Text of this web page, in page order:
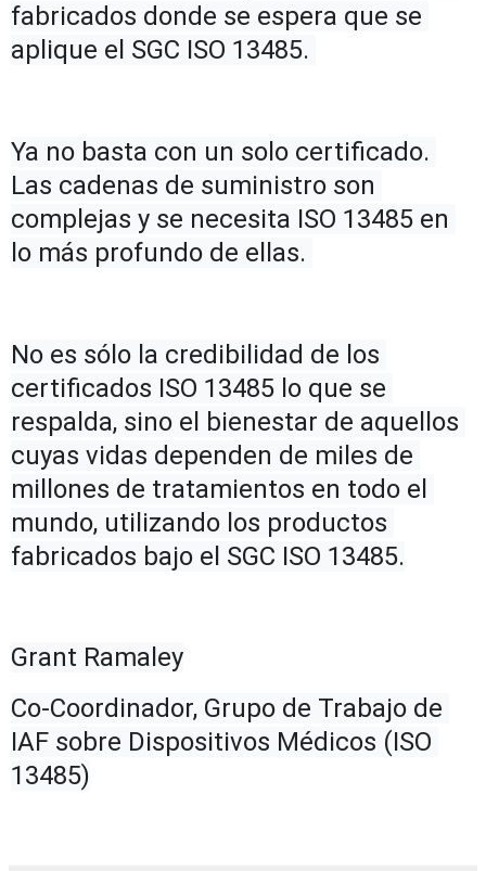
fabricados donde se espera que se
aplique el SGC ISO 13485.
Ya no basta con un solo certificado.
Las cadenas de suministro son
complejas y se necesita ISO 13485 en
lo más profundo de ellas.
No es sólo la credibilidad de los
certificados ISO 13485 lo que se
respalda, sino el bienestar de aquellos
cuyas vidas dependen de miles de
millones de tratamientos en todo el
mundo, utilizando los productos
fabricados bajo el SGC ISO 13485.
Grant Ramaley
Co-Coordinador, Grupo de Trabajo de
IAF sobre Dispositivos Médicos (ISO
13485)